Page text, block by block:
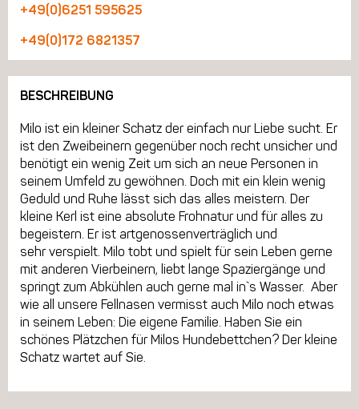
+49(0)6251 595625
+49(0)172 6821357
BESCHREIBUNG
Milo ist ein kleiner Schatz der einfach nur Liebe sucht. Er
ist den Zweibeinern gegenüber noch recht unsicher und
benötigt ein wenig Zeit um sich an neue Personen in
seinem Umfeld zu gewöhnen. Doch mit ein klein wenig
Geduld und Ruhe lässt sich das alles meistern. Der
kleine Kerl ist eine absolute Frohnatur und für alles zu
begeistern. Er ist artgenossenverträglich und
sehr verspielt. Milo tobt und spielt für sein Leben gerne
mit anderen Vierbeinern, liebt lange Spaziergänge und
springt zum Abkühlen auch gerne mal in`s Wasser. Aber
wie all unsere Fellnasen vermisst auch Milo noch etwas
in seinem Leben: Die eigene Familie. Haben Sie ein
schönes Plätzchen für Milos Hundebettchen? Der kleine
Schatz wartet auf Sie.